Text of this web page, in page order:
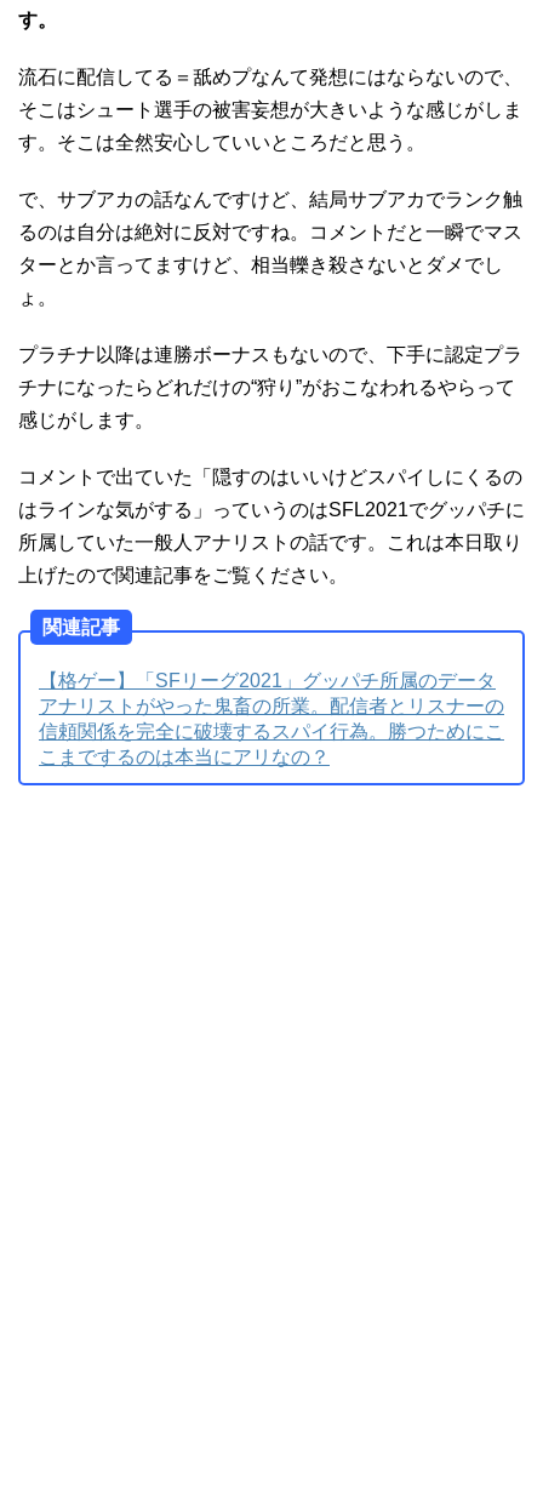
す。
流石に配信してる＝舐めプなんて発想にはならないので、
そこはシュート選手の被害妄想が大きいような感じがしま
す。そこは全然安心していいところだと思う。
で、サブアカの話なんですけど、結局サブアカでランク触
るのは自分は絶対に反対ですね。コメントだと一瞬でマス
ターとか言ってますけど、相当轢き殺さないとダメでし
ょ。
プラチナ以降は連勝ボーナスもないので、下手に認定プラ
チナになったらどれだけの“狩り”がおこなわれるやらって
感じがします。
コメントで出ていた「隠すのはいいけどスパイしにくるの
はラインな気がする」っていうのはSFL2021でグッパチに
所属していた一般人アナリストの話です。これは本日取り
上げたので関連記事をご覧ください。
関連記事
【格ゲー】「SFリーグ2021」グッパチ所属のデータ
アナリストがやった鬼畜の所業。配信者とリスナーの
信頼関係を完全に破壊するスパイ行為。勝つためにこ
こまでするのは本当にアリなの？